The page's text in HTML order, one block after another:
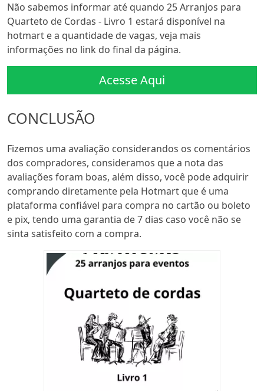
Não sabemos informar até quando 25 Arranjos para
Quarteto de Cordas - Livro 1 estará disponível na
hotmart e a quantidade de vagas, veja mais
informações no link do final da página.
Acesse Aqui
CONCLUSÃO
Fizemos uma avaliação considerandos os comentários
dos compradores, consideramos que a nota das
avaliações foram boas, além disso, você pode adquirir
comprando diretamente pela Hotmart que é uma
plataforma confiável para compra no cartão ou boleto
e pix, tendo uma garantia de 7 dias caso você não se
sinta satisfeito com a compra.